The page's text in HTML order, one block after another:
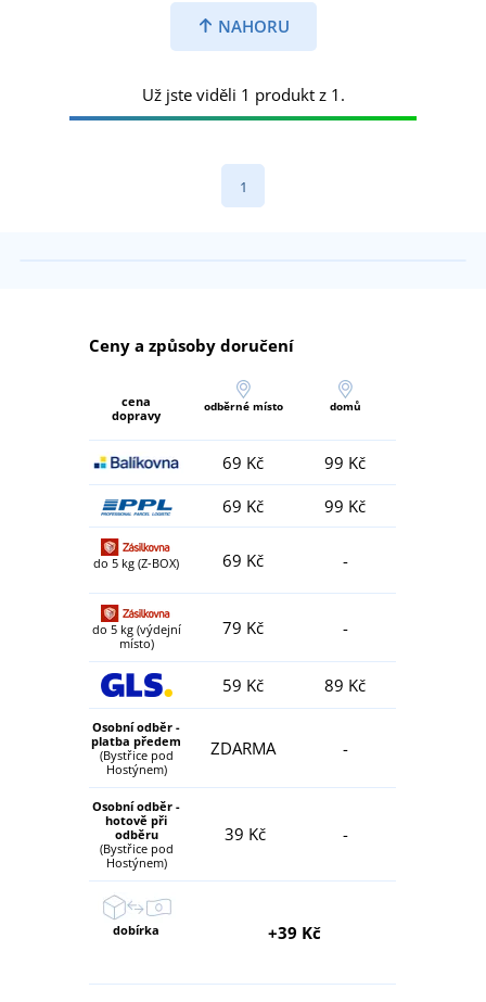
NAHORU
Už jste viděli 1 produkt z 1.
1
Ceny a způsoby doručení
cena
dopravy
odběrné místo domů
69 Kč
99 Kč
69 Kč
99 Kč
do 5 kg (Z-BOX) 69 Kč -
do 5 kg (výdejní
místo)
79 Kč -
59 Kč 89 Kč
Osobní odběr -
platba předem
(Bystřice pod
Hostýnem)
ZDARMA -
Osobní odběr -
hotově při
odběru
(Bystřice pod
Hostýnem)
39 Kč -
dobírka +39 Kč